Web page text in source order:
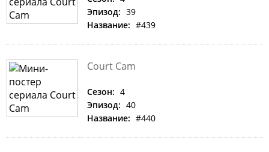
Эпизод: 39
Название: #439
Court Cam
Сезон: 4
Эпизод: 40
Название: #440